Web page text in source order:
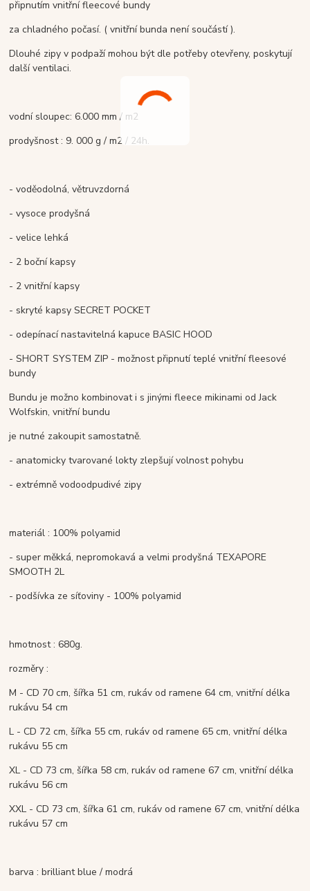
připnutím vnitřní fleecové bundy
za chladného počasí. ( vnitřní bunda není součástí ).
Dlouhé zipy v podpaží mohou být dle potřeby otevřeny, poskytují
další ventilaci.
vodní sloupec: 6.000 mm / m2
prodyšnost : 9. 000 g / m2 / 24h.
- voděodolná, větruvzdorná
- vysoce prodyšná
- velice lehká
- 2 boční kapsy
- 2 vnitřní kapsy
- skryté kapsy SECRET POCKET
- odepínací nastavitelná kapuce BASIC HOOD
- SHORT SYSTEM ZIP -možnost připnutí teplé vnitřní fleesové
bundy
Bundu je možno kombinovat i s jinými fleece mikinami od Jack
Wolfskin,vnitřní bundu
je nutné zakoupit samostatně.
- anatomicky tvarované lokty zlepšují volnost pohybu
- extrémně vodoodpudivé zipy
materiál : 100% polyamid
- super měkká, nepromokavá a velmi prodyšná TEXAPORE
SMOOTH 2L
- podšívka ze síťoviny - 100%polyamid
hmotnost : 680g.
rozměry :
M - CD 70 cm, šířka 51 cm, rukáv od ramene 64 cm, vnitřní délka
rukávu 54 cm
L - CD 72 cm, šířka 55 cm, rukáv od ramene 65 cm, vnitřní délka
rukávu 55 cm
XL - CD 73 cm, šířka 58 cm, rukáv od ramene 67 cm, vnitřní délka
rukávu 56 cm
XXL - CD 73 cm, šířka 61 cm, rukáv od ramene 67 cm, vnitřní délka
rukávu 57 cm
barva : brilliant blue / modrá